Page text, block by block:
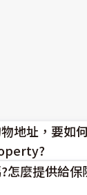
物地址，
覽表；如需辦
?怎麼提供